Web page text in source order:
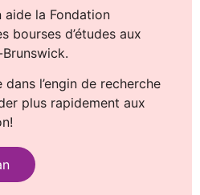
aide la Fondation
bourses d’études aux
l’engin de recherche
plus rapidement aux